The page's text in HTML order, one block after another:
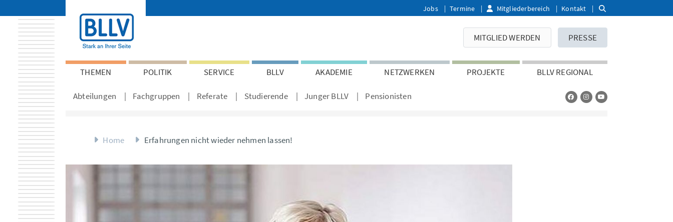
Jobs Termine Mitgliederbereich Kontakt
MITGLIED WERDEN PRESSE
THEMEN POLITIK SERVICE BLLV AKADEMIE NETZWERKEN PROJEKTE BLLV REGIONAL
Abteilungen Fachgruppen Referate Studierende Junger BLLV Pensionisten
Home Erfahrungen nicht wieder nehmen lassen!